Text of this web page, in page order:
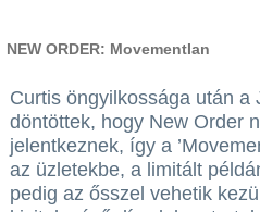
NEW ORDER: MovementIan
Curtis öngyilkossága után
döntöttek, hogy New Order
jelentkeznek, így a
az üzletekbe, a limitált
pedig az ősszel vehetik